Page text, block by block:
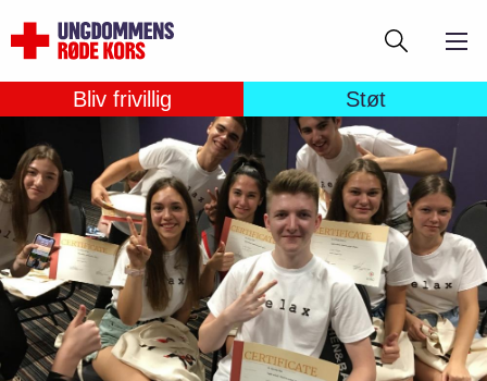
til
hovedindhold
Søg
Bliv frivillig Støt